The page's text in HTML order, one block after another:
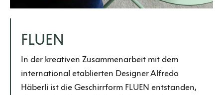
FLUEN
In der kreativen Zusammenarbeit mit dem
international etablierten Designer Alfredo
Häberli ist die Geschirrform FLUEN entstanden,